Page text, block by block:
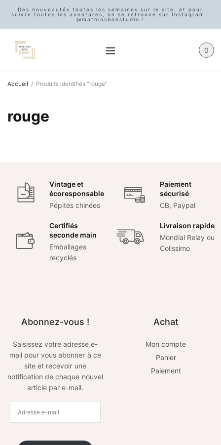
Des nouveautés toutes les semaines sur le site, et pour
suivre toutes les aventures, on se retrouve sur Instagram :
@mathiasbonstudio !
0
Accueil / Produits identifiés “rouge”
rouge
Vintage et
écoresponsable
Pépites chinées
Paiement
sécurisé
CB, Paypal
Certifiés
seconde main
Emballages
recyclés
Livraison rapide
Mondial Relay ou
Colissimo
Abonnez-vous !
Saisissez votre adresse e-
mail pour vous abonner à ce
site et recevoir une
notification de chaque nouvel
article par e-mail.
Achat
Mon compte
Panier
Paiement